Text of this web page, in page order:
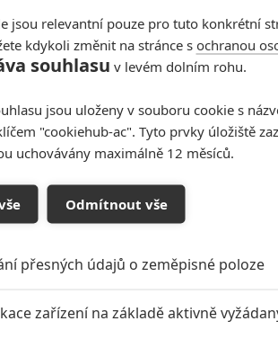
divák to zhltne svaly a sexice to je ono
se ještě nezastavil, na kino zatím nebyl čas :(
tam je bez mozgu a potom sa clovek cuduje
0
dlouho takhle nabavil za me 9/10 konecne
jsou relevantní pouze pro tuto konkrétní
kdykoli změnit na stránce s ochranou
souhlasu v levém dolním rohu.
jsou uloženy v souboru cookie s
"cookiehub-ac". Tyto prvky úložiště
uchovávány maximálně 12 měsíců.
Odmítnout vše
přesných údajů o zeměpisné poloze
zařízení na základě aktivně